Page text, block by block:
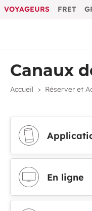
VOYAGEURS FRET
Canaux
Accueil Réserver et
En ligne